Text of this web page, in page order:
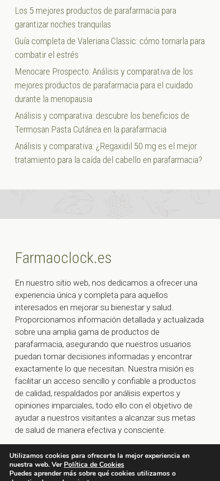
Los 5 mejores productos de parafarmacia para
garantizar noches tranquilas
Guía completa de Valeriana Classic: cómo tomarla para
combatir el estrés
Menocare Prospecto: Análisis y comparativa de los
mejores productos de parafarmacia para el cuidado
durante la menopausia
Análisis y comparativa: descubre los beneficios de
Termosan Pasta Cutánea en la parafarmacia
Análisis y comparativa: ¿Regaxidil 50 mg es el mejor
tratamiento para la caída del cabello en parafarmacia?
Farmaoclock.es
En nuestro sitio web, nos dedicamos a ofrecer una
experiencia única y completa para aquellos
interesados en mejorar su bienestar y salud.
Proporcionamos información detallada y actualizada
sobre una amplia gama de productos de
parafarmacia, asegurando que nuestros usuarios
puedan tomar decisiones informadas y encontrar
exactamente lo que necesitan. Nuestra misión es
facilitar un acceso sencillo y confiable a productos
de calidad, respaldados por análisis expertos y
opiniones imparciales, todo ello con el objetivo de
ayudar a nuestros visitantes a alcanzar sus metas
de salud de manera efectiva y consciente.
© 2026 farmaoclock.es -Política de Privacidad y Aviso
Utilizamos cookies para ofrecerte la mejor experiencia en
nuestra web. Ver Política de Cookies
Puedes aprender más sobre qué cookies utilizamos o